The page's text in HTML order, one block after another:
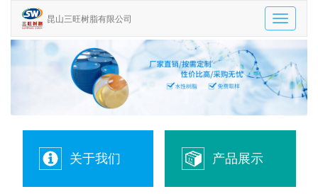
Toggle
昆山三旺树脂有限公司
关于我们 产品展示